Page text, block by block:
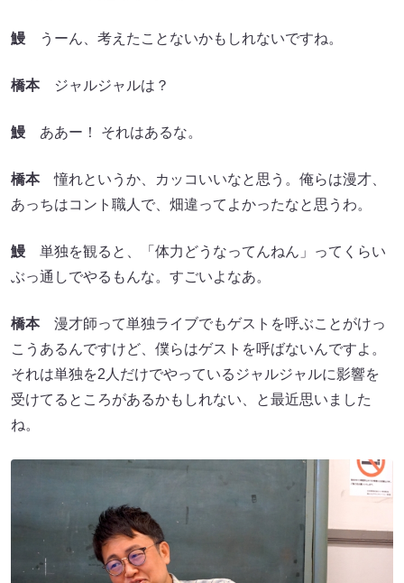
鰻 うーん、考えたことないかもしれないですね。
橋本ジャルジャルは？
鰻 ああー！ それはあるな。
橋本憧れというか、カッコいいなと思う。俺らは漫才、
あっちはコント職人で、畑違ってよかったなと思うわ。
鰻 単独を観ると、「体力どうなってんねん」ってくらい
ぶっ通しでやるもんな。すごいよなあ。
橋本漫才師って単独ライブでもゲストを呼ぶことがけっ
こうあるんですけど、僕らはゲストを呼ばないんですよ。
それは単独を2人だけでやっているジャルジャルに影響を
受けてるところがあるかもしれない、と最近思いました
ね。